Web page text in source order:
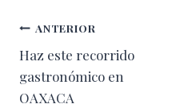
Navegación
de
ANTERIOR
Haz este recorrido
gastronómico en
OAXACA